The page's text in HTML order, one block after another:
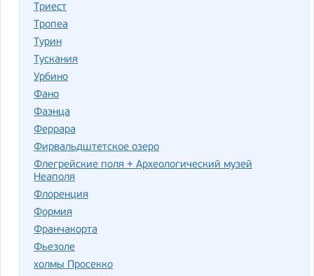
Триест
Тропеа
Турин
Тускания
Урбино
Фано
Фаэнца
Феррара
Фирвальдштетское озеро
Флегрейские поля + Археологический музей
Неаполя
Флоренция
Формия
Франчакорта
Фьезоле
холмы Просекко